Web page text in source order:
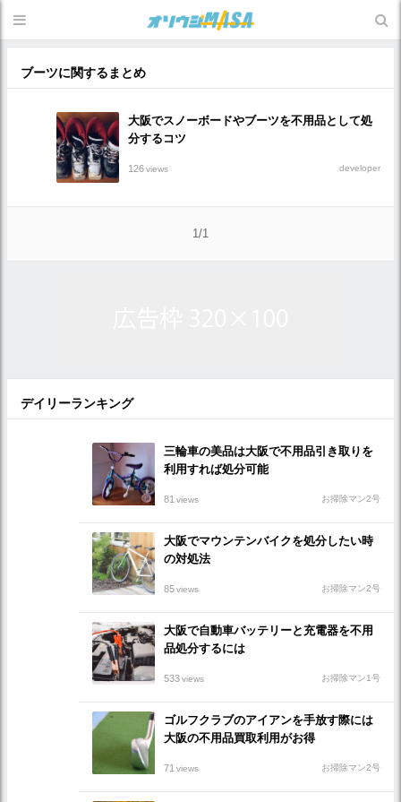
ブーツに関するまとめ
大阪でスノーボードやブーツを不用品として処
分するコツ
126views developer
1/1
デイリーランキング
三輪車の美品は大阪で不用品引き取りを
利用すれば処分可能
81 views お掃除マン2号
大阪でマウンテンバイクを処分したい時
の対処法
85views お掃除マン2号
大阪で自動車バッテリーと充電器を不用
品処分するには
533views お掃除マン1号
ゴルフクラブのアイアンを手放す際には
大阪の不用品買取利用がお得
71 views お掃除マン2号